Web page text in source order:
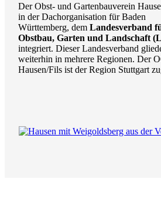
Der Obst- und Gartenbauverein
in der Dachorganisation für Baden
Württemberg, dem Landesverband
Obstbau, Garten und Landschaft
integriert. Dieser Landesverband
weiterhin in mehrere Regionen. Der
Hausen/Fils ist der Region Stuttgart